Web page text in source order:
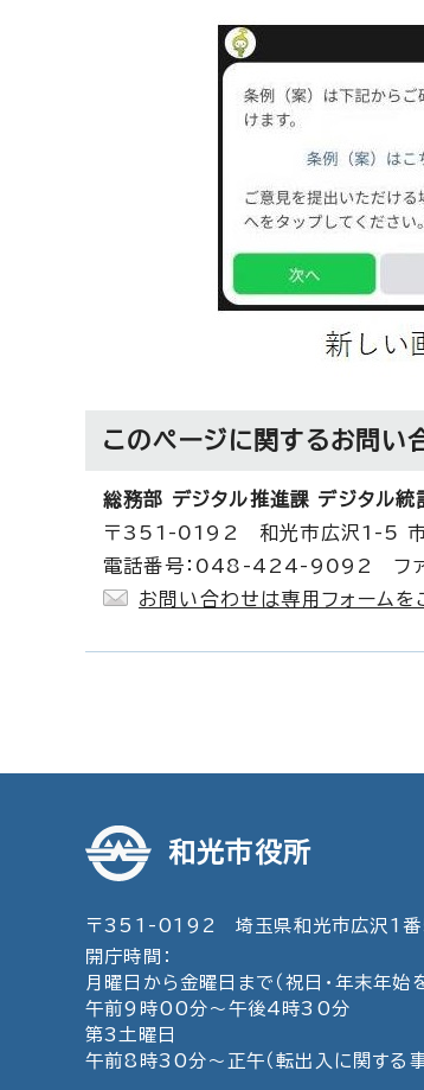
このページに関するお問い
総務部 デジタル推進課 デジタル統
〒351-0192 和光市広沢1-5 市
電話番号：048-424-9092 フ
お問い合わせは専用フォームを
和光市役所
〒351-0192 埼玉県和光市広沢1番
開庁時間：
月曜日から金曜日まで（祝日・年末年始
午前9時00分～午後4時30分
第3土曜日
午前8時30分～正午（転出入に関する事